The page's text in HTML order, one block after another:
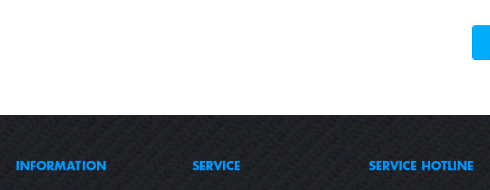
INFORMATION SERVICE SERVICE HOTLINE